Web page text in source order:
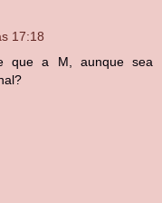
17:18
que a M, aunque sea